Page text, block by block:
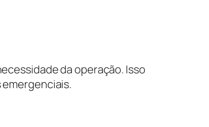
da operação. Isso